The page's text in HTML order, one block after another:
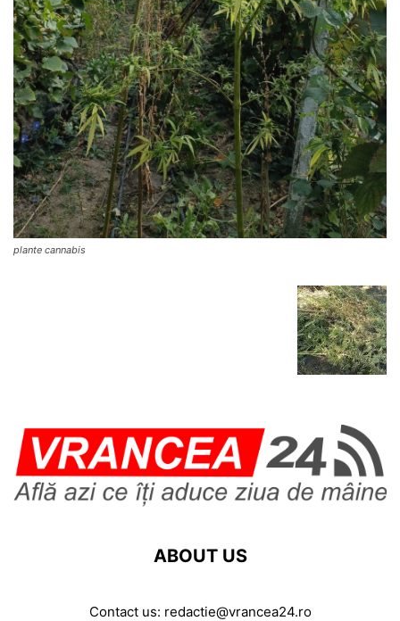
plante cannabis
ABOUT US
Contact us: redactie@vrancea24.ro